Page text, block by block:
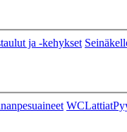
ja -kehykset
WCLattiat